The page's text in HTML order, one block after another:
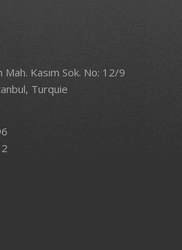
Kasım Sok. No: 12/9
Turquie